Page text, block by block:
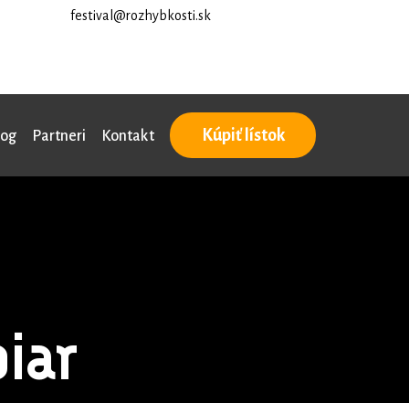
festival@rozhybkosti.sk
Partneri Kontakt Kúpiť lístok